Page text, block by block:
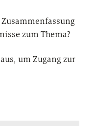
zum Thema?
um Zugang zur